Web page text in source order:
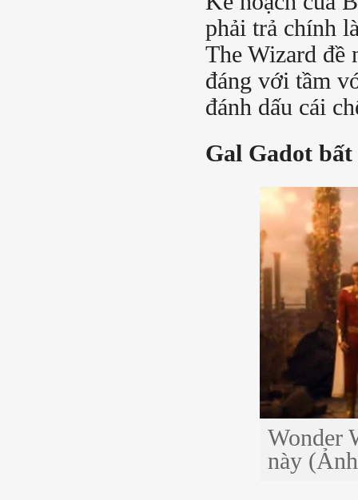
phải trả chính
The Wizard đề
đáng với tầm
đánh dấu cái
Gal Gadot
Wonder
này